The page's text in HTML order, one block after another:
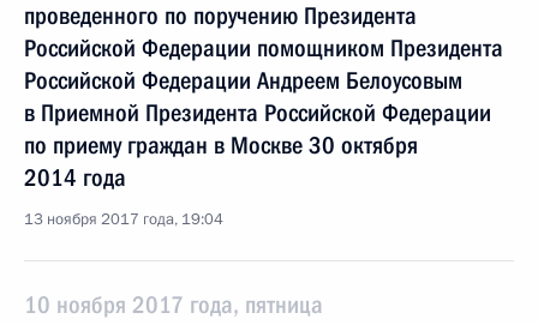
проведенного по поручению Президента
Российской Федерации помощником Президента
Российской Федерации Андреем Белоусовым
в Приемной Президента Российской Федерации
по приему граждан в Москве 30 октября
2014 года
13 ноября 2017 года, 19:04
10 ноября 2017 года, пятница